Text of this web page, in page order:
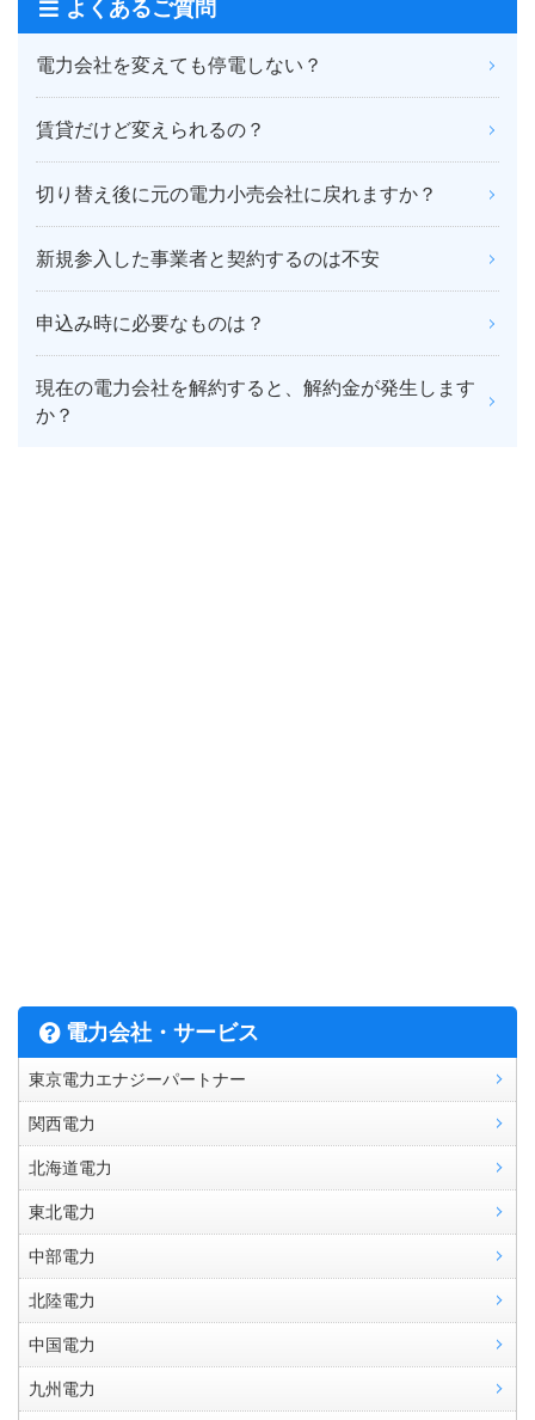
よくあるご質問
電力会社を変えても停電しない？
賃貸だけど変えられるの？
切り替え後に元の電力小売会社に戻れますか？
新規参入した事業者と契約するのは不安
申込み時に必要なものは？
現在の電力会社を解約すると、解約金が発生します
か？
電力会社・サービス
東京電力エナジーパートナー
関西電力
北海道電力
東北電力
中部電力
北陸電力
中国電力
九州電力